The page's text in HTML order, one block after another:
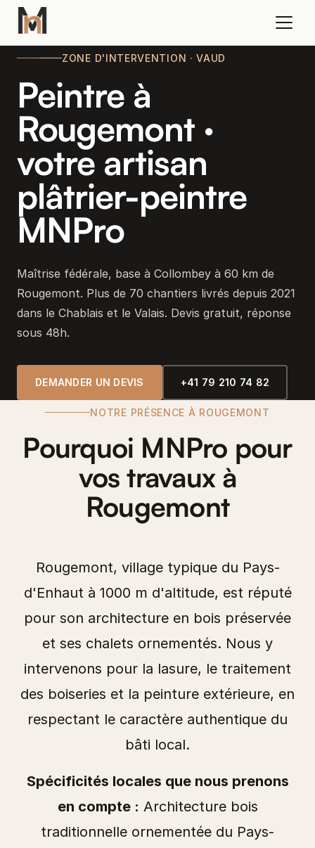
ZONE D'INTERVENTION · VAUD
Peintre à
Rougemont ·
votre artisan
plâtrier-peintre
MNPro
Maîtrise fédérale, base à Collombey à 60 km de
Rougemont. Plus de 70 chantiers livrés depuis 2021
dans le Chablais et le Valais. Devis gratuit, réponse
sous 48h.
DEMANDER UN DEVIS +41 79 210 74 82
NOTRE PRÉSENCE À ROUGEMONT
Pourquoi MNPro pour
vos travaux à
Rougemont
Rougemont, village typique du Pays-
d'Enhaut à 1000 m d'altitude, est réputé
pour son architecture en bois préservée
et ses chalets ornementés. Nous y
intervenons pour la lasure, le traitement
des boiseries et la peinture extérieure, en
respectant le caractère authentique du
bâti local.
Spécificités locales que nous prenons
en compte : Architecture bois
traditionnelle ornementée du Pays-